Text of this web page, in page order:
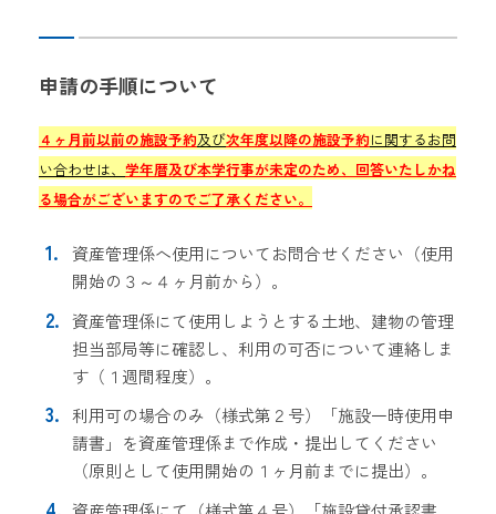
申請の手順について
４ヶ月前以前の施設予約及び次年度以降の施設予約に関するお問
い合わせは、 学年暦及び本学行事が未定のため、回答いたしかね
る場合がございますのでご了承ください。
資産管理係へ使用についてお問合せください（使用
開始の３～４ヶ月前から）。
資産管理係にて使用しようとする土地、建物の管理
担当部局等に確認し、利用の可否について連絡しま
す（１週間程度）。
利用可の場合のみ（様式第２号）「施設一時使用申
請書」を資産管理係まで作成・提出してください
（原則として使用開始の１ヶ月前までに提出）。